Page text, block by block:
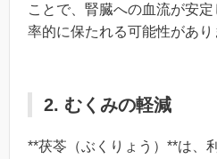
ことで、腎臓への血流が安
率的に保たれる可能性があり
2. むくみの軽減
**茯苓（ぶくりょう）**は、